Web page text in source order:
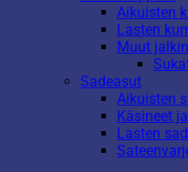
Aikuisten
Lasten
Muut
Sadeasut
Aikuisten
Käsineet
Lasten